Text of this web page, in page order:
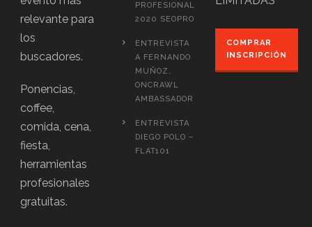
relevante para
los
buscadores.
Ponencias,
coffee,
comida, cena,
fiesta,
herramientas
profesionales
gratuitas.
PROFESIONAL
2020 SEOPRO
ENTREVISTA
A FERNANDO
MUÑOZ,
ONCRAWL
AMBASSADOR
ENTREVISTA
DIEGO POLO –
FLAT101
COMPRAR
INSCRIPCIÓN